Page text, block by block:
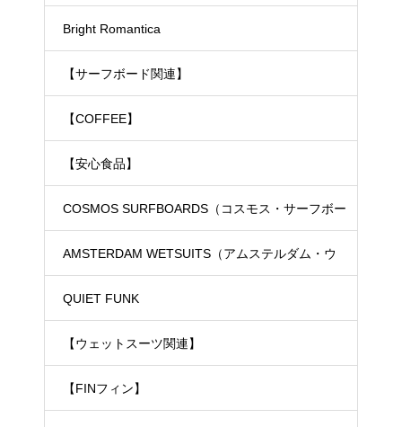
Bright Romantica
【サーフボード関連】
【COFFEE】
【安心食品】
COSMOS SURFBOARDS（コスモス・サーフボー
ド）
AMSTERDAM WETSUITS（アムステルダム・ウ
ェットスーツ）
QUIET FUNK
【ウェットスーツ関連】
【FINフィン】